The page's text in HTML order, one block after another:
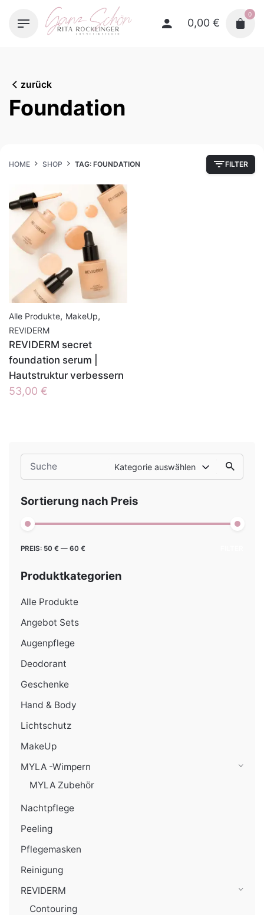
0,00 €
0
zurück
Foundation
HOME SHOP TAG: FOUNDATION FILTER
Search
for
Kategorie auswählen
Sortierung nach Preis
Min.
Max.
PREIS: 50 € — 60 €
Produktkategorien
Alle Produkte
Angebot Sets
Augenpflege
Deodorant
Geschenke
Hand & Body
Lichtschutz
MakeUp
MYLA -Wimpern
MYLA Zubehör
Nachtpflege
Peeling
Pflegemasken
Reinigung
REVIDERM
Contouring
Alle Produkte, MakeUp,
REVIDERM
REVIDERM secret
foundation serum |
Hautstruktur verbessern
53,00 €